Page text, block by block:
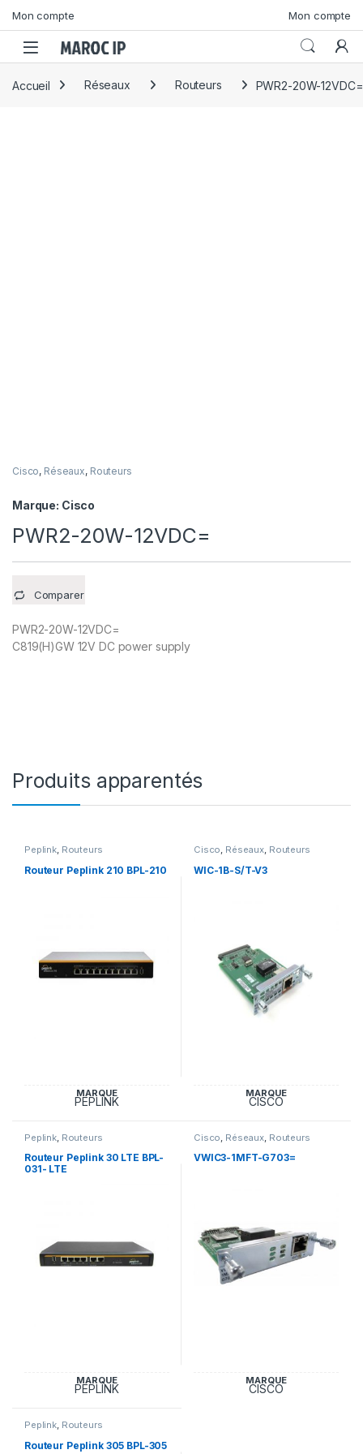
Mon compte Mon compte
Accueil Réseaux Routeurs PWR2-20W-12VDC=
Cisco, Réseaux, Routeurs
Marque: Cisco
PWR2-20W-12VDC=
Comparer
PWR2-20W-12VDC=
C819(H)GW 12V DC power supply
Produits apparentés
Peplink, Routeurs
Routeur Peplink 210 BPL-210
MARQUE
PEPLINK
Cisco, Réseaux, Routeurs
WIC-1B-S/T-V3
MARQUE
CISCO
Peplink Routeurs
Routeur Peplink 30 LTE BPL-
031- LTE
MARQUE
PEPLINK
Cisco Réseaux Routeurs
VWIC3-1MFT-G703=
MARQUE
CISCO
Peplink, Routeurs
Routeur Peplink 305 BPL-305